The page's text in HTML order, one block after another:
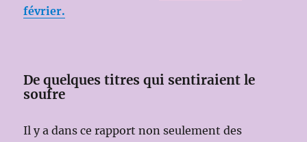
février.
De quelques titres qui sentiraient le
soufre
Il y a dans ce rapport non seulement des